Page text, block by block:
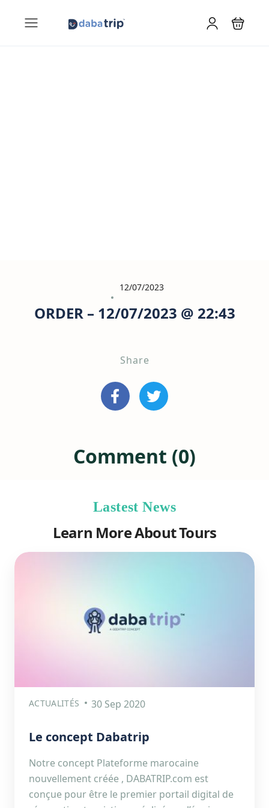
12/07/2023
ORDER – 12/07/2023 @ 22:43
Share
Comment (0)
Lastest News
Learn More About Tours
ACTUALITÉS 30 Sep 2020
Le concept Dabatrip
Notre concept Plateforme marocaine
nouvellement créée , DABATRIP.com est
conçue pour être le premier portail digital de